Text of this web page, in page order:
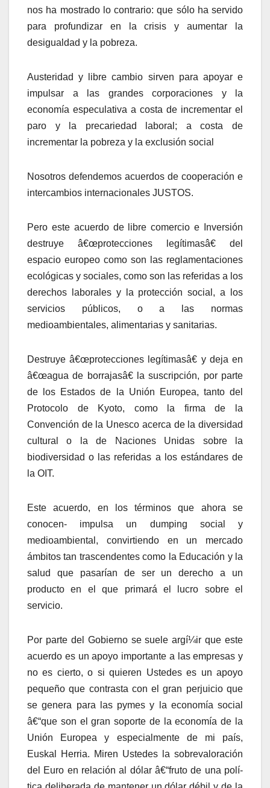
nos ha mostrado lo contrario: que sólo ha servido
para profundizar en la crisis y aumentar la
desigualdad y la pobreza.
Austeridad y libre cambio sirven para apoyar e
impulsar a las grandes corporaciones y la
economí­a especulativa a costa de incrementar el
paro y la precariedad laboral; a costa de
incrementar la pobreza y la exclusión social
Nosotros defendemos acuerdos de cooperación e
intercambios internacionales JUSTOS.
Pero este acuerdo de libre comercio e Inversión
destruye â€œprotecciones legí­timasâ€ del
espacio europeo como son las reglamentaciones
ecológicas y sociales, como son las referidas a los
derechos laborales y la protección social, a los
servicios públicos, o a las normas
medioambientales, alimentarias y sanitarias.
Destruye â€œprotecciones legí­timasâ€ y deja en
â€œagua de borrajasâ€ la suscripción, por parte
de los Estados de la Unión Europea, tanto del
Protocolo de Kyoto, como la firma de la
Convención de la Unesco acerca de la diversidad
cultural o la de Naciones Unidas sobre la
biodiversidad o las referidas a los estándares de
la OIT.
Este acuerdo, en los términos que ahora se
conocen- impulsa un dumping social y
medioambiental, convirtiendo en un mercado
ámbitos tan trascendentes como la Educación y la
salud que pasarí­an de ser un derecho a un
producto en el que primará el lucro sobre el
servicio.
Por parte del Gobierno se suele argí¼ir que este
acuerdo es un apoyo importante a las empresas y
no es cierto, o si quieren Ustedes es un apoyo
pequeño que contrasta con el gran perjuicio que
se genera para las pymes y la economí­a social
â€“que son el gran soporte de la economí­a de la
Unión Europea y especialmente de mi paí­s,
Euskal Herria. Miren Ustedes la sobrevaloración
del Euro en relación al dólar â€“fruto de una polí­